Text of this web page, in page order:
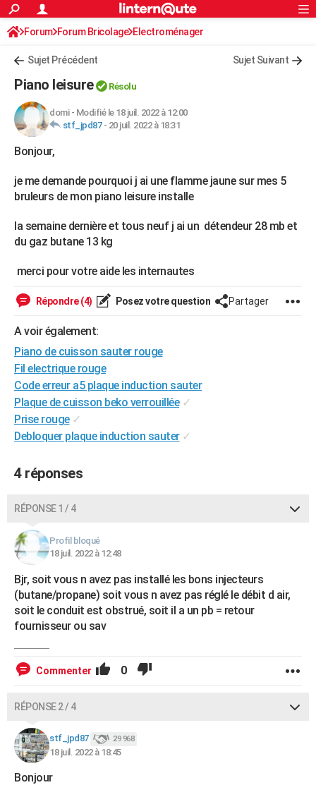
ACTUALITÉS
Politique
Société
Faits Divers
Education
Monde
Villes
+
FINANCE
Retraite
Impôts
Epargne
Immobilier
Risques naturels par ville
Banque
Assurance
Crédit
AUTO
Essais
Réserver un essai
Citadines
Berlines
SUV
Forum auto
+HIGH-TECH
Mobiles
Meilleur smartphone
Internet
Ordinateurs
Jeux vidéo
Guide high-tech
+BRICOLAGE
Guides de France
Escapades
Patrimoine
Expositions
Musées
Week-end nature
+LIFESTYLE
Art de vivre
Bien-être
Loisirs
Mode
Modes de vie
SANTE
Alimentation
Guide de la santé
Maladies
Médicaments
Sommeil
VOYAGE
Destinations
City break
Voyage nature
Voyage de noces
Forum
Climat
+PHOTO
GUIDES D'ACHAT
BONS PLANS
CARTE DE VOEUX
Carte de Noël
Carte Bonne année
Carte Saint-Valentin
Carte Pâques
Carte d'anniversaire
Dictionnaire
Biographies
Citations
Expressions
Proverbes
PROGRAMME TV
COPAINS D'AVANT
S'inscrire
Se connecter
Lycées
Collèges
Primaires
Universités
Entreprises
Service militaire
Avis de recherche
AVIS DE DÉCÈS
FORUM
Bricolage
Lifestyle
Culture
Sport
Auto
Television
Voyage
Cinema
S'inscrire
Connexion
Forum Forum Bricolage Electroménager
Sujet Précédent Sujet Suivant
Piano leisure Résolu
domi- Modifié le 18 juil. 2022 à 12:00
stf_jpd87- 20 juil. 2022 à 18:31
Bonjour,
je me demande pourquoi j ai une flamme jaune sur mes 5
bruleurs de mon piano leisure installe
la semaine dernière et tous neuf j ai un détendeur 28 mb et
du gaz butane 13 kg
merci pour votre aide les internautes
Répondre (4) Posez votre question Partager
A voir également:
Piano de cuisson sauter rouge
Fil electrique rouge
Code erreur a5 plaque induction sauter
Plaque de cuisson beko verrouillée ✓
Prise rouge ✓
Debloquer plaque induction sauter ✓
4 réponses
RÉPONSE 1 / 4
Profil bloqué
18 juil. 2022 à 12:48
Bjr, soit vous n avez pas installé les bons injecteurs
(butane/propane) soit vous n avez pas réglé le débit d air,
soit le conduit est obstrué, soit il a un pb = retour
fournisseur ou sav
Commenter 0
RÉPONSE 2 / 4
stf_jpd87 29 968
18 juil. 2022 à 18:45
Bonjour